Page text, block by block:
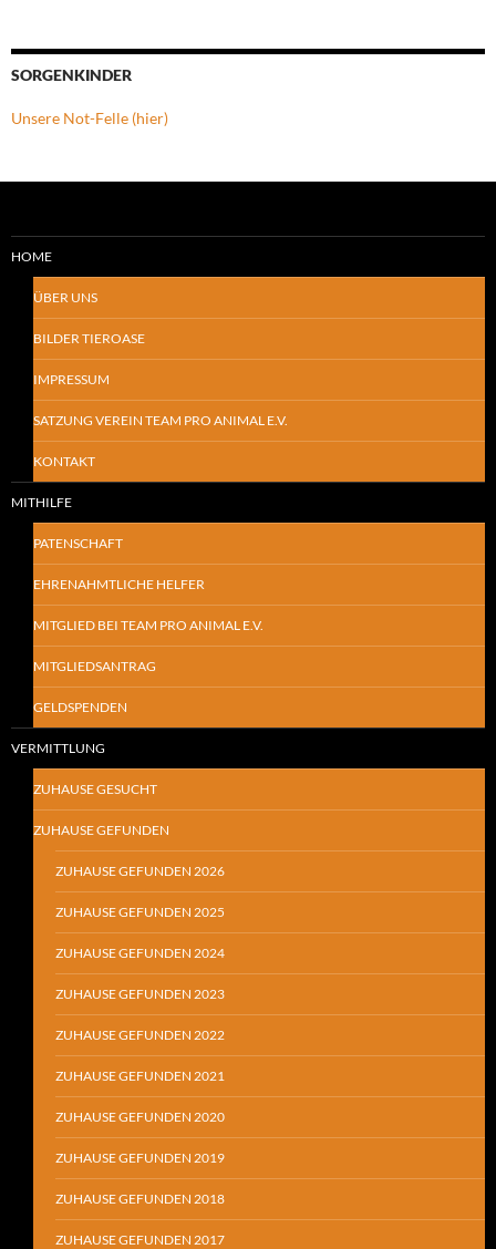
SORGENKINDER
Unsere Not-Felle (hier)
HOME
ÜBER UNS
BILDER TIEROASE
IMPRESSUM
SATZUNG VEREIN TEAM PRO ANIMAL E.V.
KONTAKT
MITHILFE
PATENSCHAFT
EHRENAHMTLICHE HELFER
MITGLIED BEI TEAM PRO ANIMAL E.V.
MITGLIEDSANTRAG
GELDSPENDEN
VERMITTLUNG
ZUHAUSE GESUCHT
ZUHAUSE GEFUNDEN
ZUHAUSE GEFUNDEN 2026
ZUHAUSE GEFUNDEN 2025
ZUHAUSE GEFUNDEN 2024
ZUHAUSE GEFUNDEN 2023
ZUHAUSE GEFUNDEN 2022
ZUHAUSE GEFUNDEN 2021
ZUHAUSE GEFUNDEN 2020
ZUHAUSE GEFUNDEN 2019
ZUHAUSE GEFUNDEN 2018
ZUHAUSE GEFUNDEN 2017